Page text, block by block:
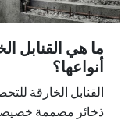
ما هي القنابل
أنواعها؟
القنابل الخارقة
ذخائر مصممة خصيصاً